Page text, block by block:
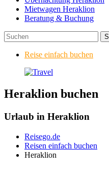
Mietwagen Heraklion
Beratung & Buchung
Reise einfach buchen
Heraklion buchen
Urlaub in Heraklion
Reisego.de
Reisen einfach buchen
Heraklion